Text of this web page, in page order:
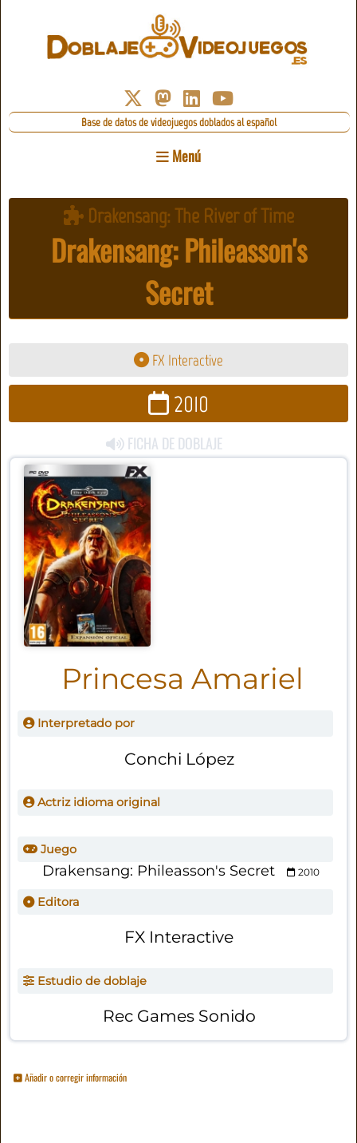
Base de datos de videojuegos doblados al español
Menú
Drakensang: The River of Time
Drakensang: Phileasson's
Secret
FX Interactive
2010
FICHA DE DOBLAJE
Princesa Amariel
Interpretado por
Conchi López
Actriz idioma original
Juego
Drakensang: Phileasson's Secret 2010
Editora
FX Interactive
Estudio de doblaje
Rec Games Sonido
Añadir o corregir información